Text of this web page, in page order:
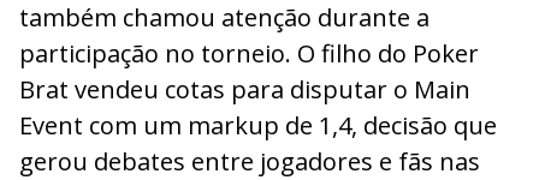
também chamou atenção durante a
participação no torneio. O filho do Poker
Brat vendeu cotas para disputar o Main
Event com um markup de 1,4, decisão que
gerou debates entre jogadores e fãs nas